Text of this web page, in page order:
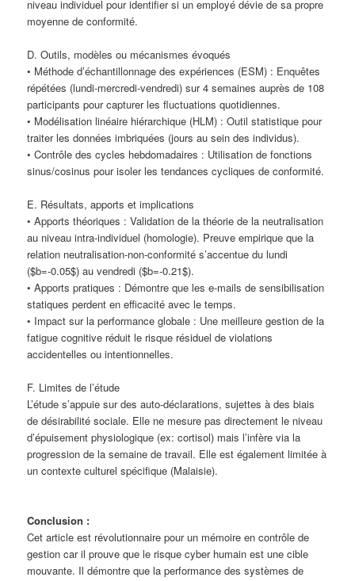
niveau individuel pour identifier si un employé dévie de sa propre
moyenne de conformité.
D. Outils, modèles ou mécanismes évoqués
• Méthode d’échantillonnage des expériences (ESM) : Enquêtes
répétées (lundi-mercredi-vendredi) sur 4 semaines auprès de 108
participants pour capturer les fluctuations quotidiennes.
• Modélisation linéaire hiérarchique (HLM) : Outil statistique pour
traiter les données imbriquées (jours au sein des individus).
• Contrôle des cycles hebdomadaires : Utilisation de fonctions
sinus/cosinus pour isoler les tendances cycliques de conformité.
E. Résultats, apports et implications
• Apports théoriques : Validation de la théorie de la neutralisation
au niveau intra-individuel (homologie). Preuve empirique que la
relation neutralisation-non-conformité s’accentue du lundi
($b=-0.05$) au vendredi ($b=-0.21$).
• Apports pratiques : Démontre que les e-mails de sensibilisation
statiques perdent en efficacité avec le temps.
• Impact sur la performance globale : Une meilleure gestion de la
fatigue cognitive réduit le risque résiduel de violations
accidentelles ou intentionnelles.
F. Limites de l’étude
L’étude s’appuie sur des auto-déclarations, sujettes à des biais
de désirabilité sociale. Elle ne mesure pas directement le niveau
d’épuisement physiologique (ex: cortisol) mais l’infère via la
progression de la semaine de travail. Elle est également limitée à
un contexte culturel spécifique (Malaisie).
Conclusion :
Cet article est révolutionnaire pour un mémoire en contrôle de
gestion car il prouve que le risque cyber humain est une cible
mouvante. Il démontre que la performance des systèmes de